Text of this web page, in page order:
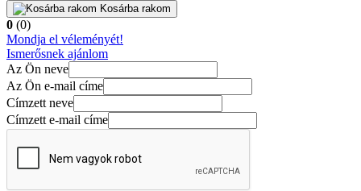
Kosárba rakom
0 (0)
Mondja el véleményét!
Ismerősnek ajánlom
Az Ön neve
Az Ön e-mail címe
Címzett neve
Címzett e-mail címe